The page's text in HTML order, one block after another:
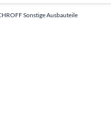
Sonstige Ausbauteile